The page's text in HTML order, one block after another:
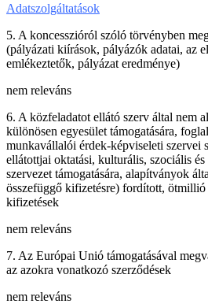
Adatszolgáltatások
5. A koncesszióról szóló törvényben
(pályázati kiírások, pályázók adatai, az
emlékeztetők, pályázat eredménye)
nem releváns
6. A közfeladatot ellátó szerv által nem
különösen egyesület támogatására,
munkavállalói érdek-képviseleti szervei
ellátottjai oktatási, kulturális, szociális
szervezet támogatására, alapítványok
összefüggő kifizetésre) fordított,
kifizetések
nem releváns
7. Az Európai Unió támogatásával
az azokra vonatkozó szerződések
nem releváns